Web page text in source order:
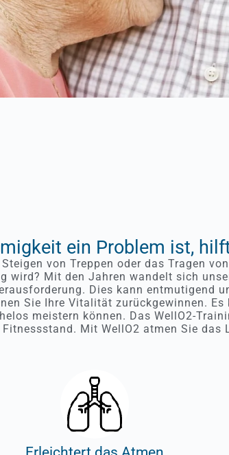
ein Problem ist,
von Treppen oder das Tragen
wird? Mit den Jahren wandelt sich
Dies kann entmutigend
Sie Ihre Vitalität zurückgewinnen.
meistern können. Das WellO2-
Mit WellO2 atmen Sie das